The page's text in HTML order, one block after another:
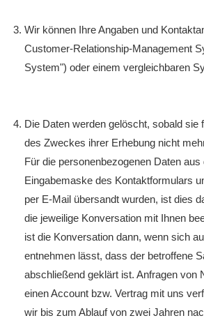
Wir können Ihre Angaben und
Customer-Relationship-Management
System") oder einem vergleichbaren
Die Daten werden gelöscht, sobald sie
des Zweckes ihrer Erhebung nicht
Für die personenbezogenen Daten aus
Eingabemaske des Kontaktformulars
per E-Mail übersandt wurden, ist dies
die jeweilige Konversation mit Ihnen
ist die Konversation dann, wenn sich
entnehmen lässt, dass der betroffene
abschließend geklärt ist. Anfragen von
einen Account bzw. Vertrag mit uns
wir bis zum Ablauf von zwei Jahren